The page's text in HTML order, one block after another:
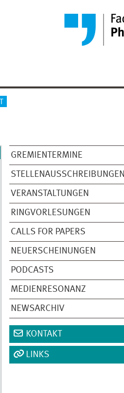
GREMIENTERMINE
STELLENAUSSCHREIBUNGEN
VERANSTALTUNGEN
RINGVORLESUNGEN
CALLS FOR PAPERS
NEUERSCHEINUNGEN
PODCASTS
MEDIENRESONANZ
NEWSARCHIV
KONTAKT
LINKS